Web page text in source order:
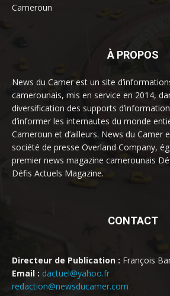
Cameroun
À PROPOS
News du Camer est un site
camerounais, mis en service en 2014,
diversification des supports
d’informer les internautes du monde
Cameroun et d’ailleurs. News du Camer
société de presse Overland Company,
premier news magazine camerounais
Défis Actuels Magazine.
CONTACT
Directeur de Publication : François
Email : dactuel@yahoo.fr
redaction@newsducamer.com